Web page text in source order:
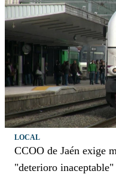
LOCAL
CCOO de Jaén exige
"deterioro